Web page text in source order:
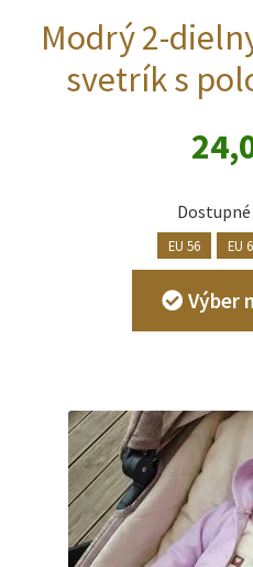
Modrý 2-
svetrík s
EU 56 EU
Výber